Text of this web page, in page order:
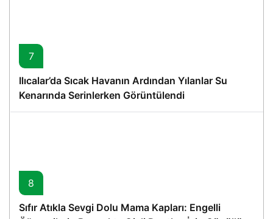
7
Ilıcalar’da Sıcak Havanın Ardından Yılanlar Su
Kenarında Serinlerken Görüntülendi
8
Sıfır Atıkla Sevgi Dolu Mama Kapları: Engelli